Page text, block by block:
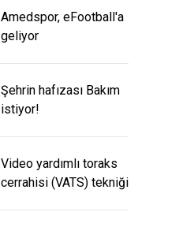
Amedspor, eFootball'a
geliyor
Şehrin hafızası Bakım
istiyor!
Video yardımlı toraks
cerrahisi (VATS) tekniği